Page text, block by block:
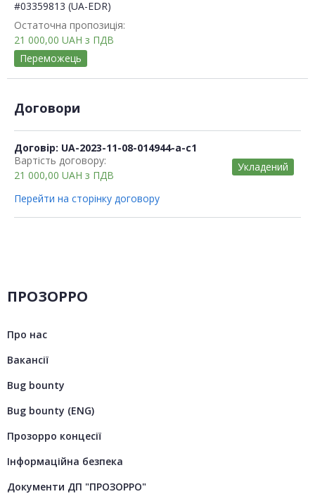
#03359813 (UA-EDR)
Остаточна пропозиція:
21 000,00 UAH з ПДВ
Переможець
Договори
Договір: UA-2023-11-08-014944-a-c1
Вартість договору:
21 000,00 UAH з ПДВ
Укладений
Перейти на сторінку договору
ПРОЗОРРО
Про нас
Вакансії
Bug bounty
Bug bounty (ENG)
Прозорро концесії
Інформаційна безпека
Документи ДП "ПРОЗОРРО"